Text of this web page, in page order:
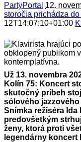
PartyPortal 12.
storočia prichádza
12T14:07:10+01:00
Už 13. novembra
Kolín 75: Koncert
skutočný príbeh
sólového
Snímka režiséra Ida
predovšetkým
ženy, ktorá proti
legendárny koncert